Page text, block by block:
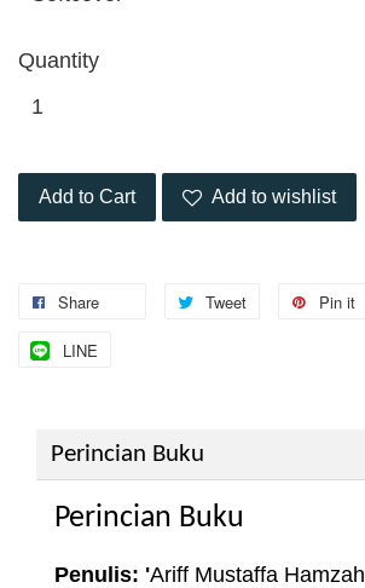
Quantity
Add to Cart Add to wishlist
Share Tweet Pin it
LINE
Perincian Buku
Perincian Buku
Penulis: 'Ariff Mustaffa Hamzah